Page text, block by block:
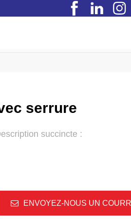
serrure
succincte :
ENVOYEZ-NOUS UN